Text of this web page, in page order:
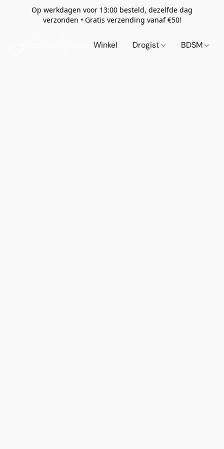
Op werkdagen voor 13:00 besteld, dezelfde dag
verzonden • Gratis verzending vanaf €50!
Winkel Drogist BDSM